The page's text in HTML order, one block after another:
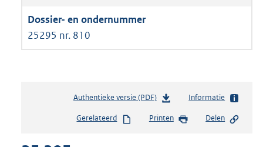
25295 nr. 810
Authentieke versie (PDF)b
s
Informatie
Gerelateerd Printen Delen